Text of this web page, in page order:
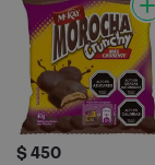
$ 450